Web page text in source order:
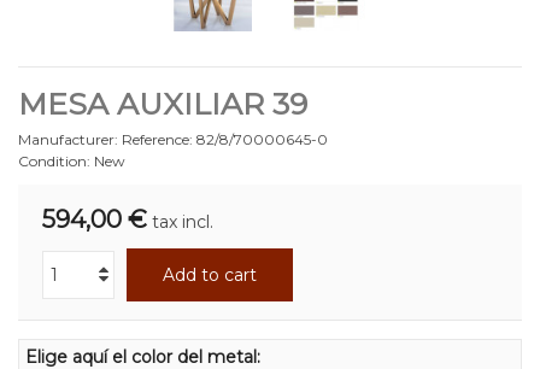
MESA AUXILIAR 39
Manufacturer: Reference: 82/8/70000645-0
Condition: New
594,00 € tax incl.
Add to cart
Elige aquí el color del metal: